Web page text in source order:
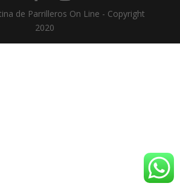
de Parrilleros On Line - Copyright
2020